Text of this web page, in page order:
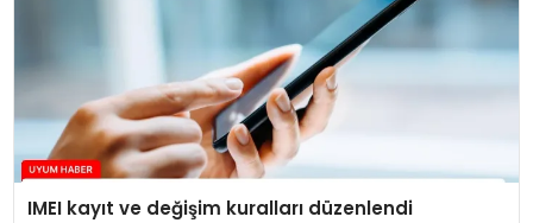
IMEI kayıt ve değişim kuralları düzenlendi